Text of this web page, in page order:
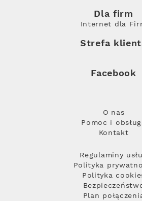
Dla firm
Internet dla
Strefa
Facebook
O nas
Pomoc i
Kontakt
Regulaminy
Polityka
Polityka
Plan